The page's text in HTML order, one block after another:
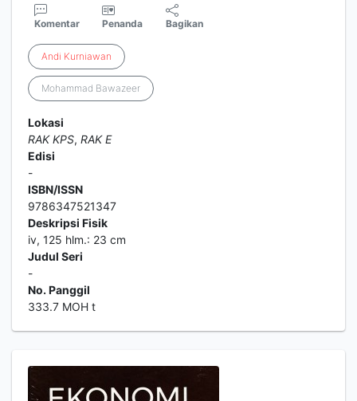
Komentar Penanda Bagikan
Andi Kurniawan
Mohammad Bawazeer
Lokasi
RAK KPS, RAK E
Edisi
-
ISBN/ISSN
9786347521347
Deskripsi Fisik
iv, 125 hlm.: 23 cm
Judul Seri
-
No. Panggil
333.7 MOH t